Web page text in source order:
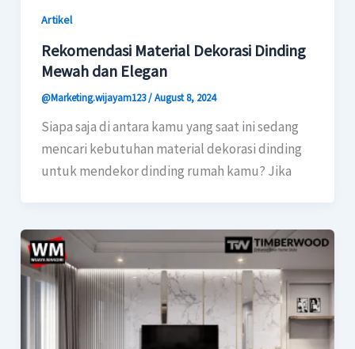
Artikel
Rekomendasi Material Dekorasi Dinding
Mewah dan Elegan
@Marketing.wijayam123/August 8, 2024
Siapa saja di antara kamu yang saat ini sedang
mencari kebutuhan material dekorasi dinding
untuk mendekor dinding rumah kamu? Jika